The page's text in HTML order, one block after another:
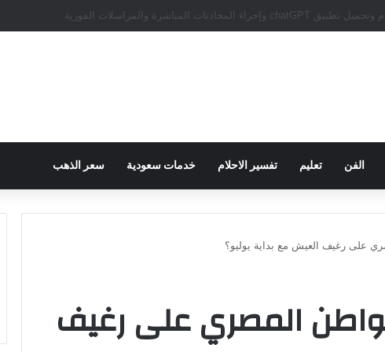
سبور يؤكد على أهمية دور تريزيجيه في حسم صفقة محمد صلاح
الفن تعليم تفسير الاحلام خدمات سعودية سعر الذهب
على رغيف العيش مع بداية يوليو؟
المصري على رغيف